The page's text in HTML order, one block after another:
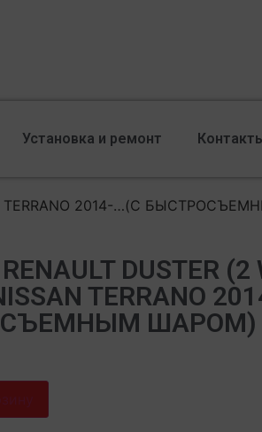
Установка и ремонт
TERRANO 2014-…(С
DUSTER (2
TERRANO
ШАРОМ)